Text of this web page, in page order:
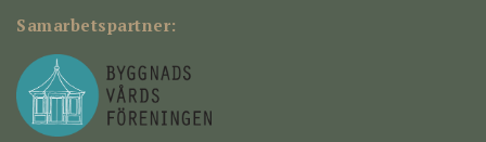
Samarbetspartner: